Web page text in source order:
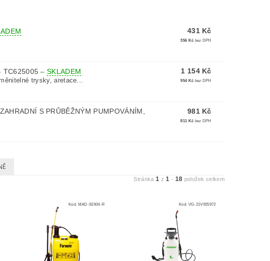
431 Kč
356 Kč bez DPH
TC625005–SKLADEM
trysky, aretace...
1 154 Kč
954 Kč bez DPH
S PRŮBĚŽNÝM PUMPOVÁNÍM,
981 Kč
811 Kč bez DPH
Stránka1 z1 - 18 položek celkem
Kód: MAD-92604-R Kód: VG-21V005972